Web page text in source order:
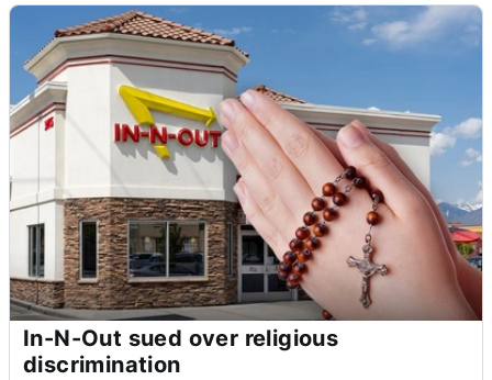
In-N-Out sued over religious
discrimination